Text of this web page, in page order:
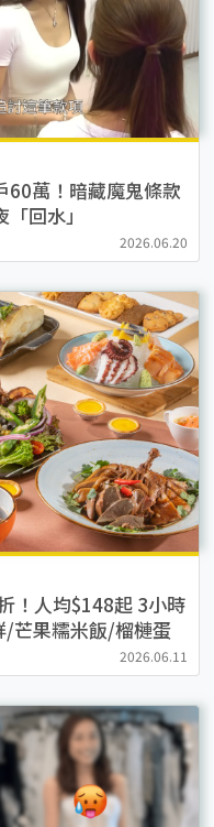
60萬！暗藏魔鬼條款
回水」
2026.06.20
！人均$148起 3小時
芒果糯米飯/榴槤蛋
2026.06.11